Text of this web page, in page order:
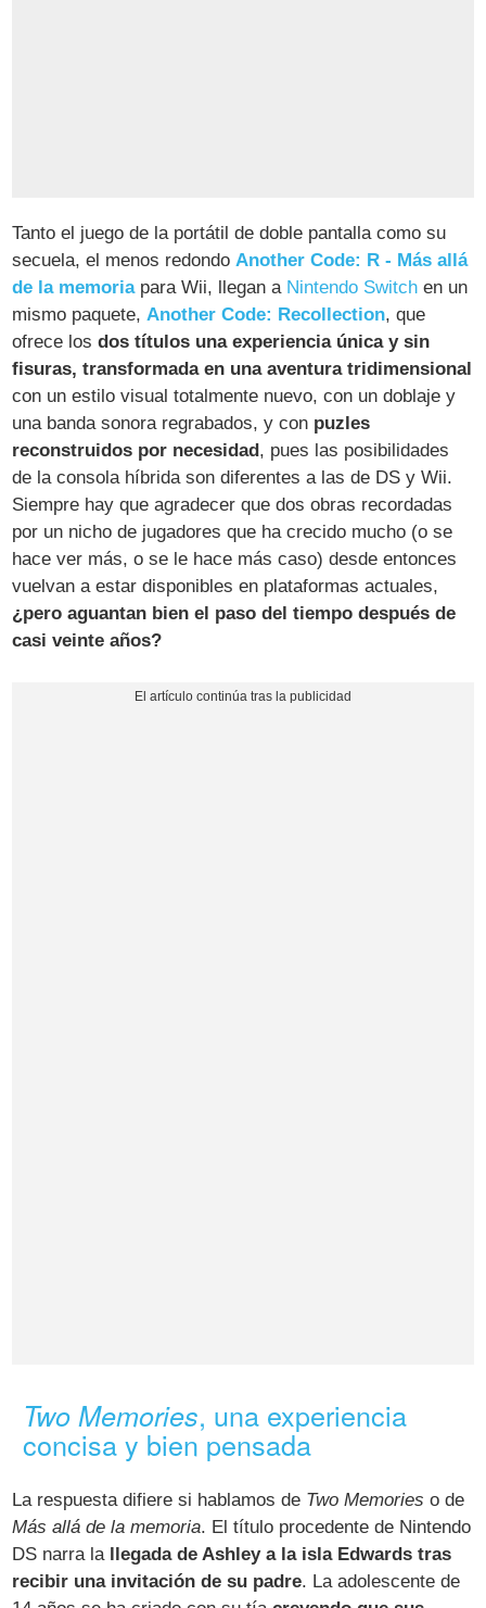
Tanto el juego de la portátil de doble pantalla como su
secuela, el menos redondoAnother Code: R - Más allá
de la memoriapara Wii, llegan a Nintendo Switch en un
mismo paquete,Another Code: Recollection, que
ofrece losdos títulos una experiencia única y sin
fisuras, transformada en una aventura tridimensional
con un estilo visual totalmente nuevo, con un doblaje y
una banda sonora regrabados, y con puzles
reconstruidos por necesidad , pues las posibilidades
de la consola híbrida son diferentes a las de DS y Wii.
Siempre hay que agradecer que dos obras recordadas
por un nicho de jugadores que ha crecido mucho (o se
hace ver más, o se le hace más caso) desde entonces
vuelvan a estar disponibles en plataformas actuales,
¿pero aguantan bien el paso del tiempo después de
casi veinte años?
Two Memories, una experiencia
concisa y bien pensada
La respuesta difiere si hablamos de Two Memories o de
Más allá de la memoria. El título procedente de Nintendo
DS narra la
llegada de Ashley a la isla Edwards tras
recibir una invitación de su padre. La adolescente de